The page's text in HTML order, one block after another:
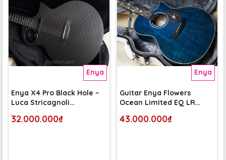
Enya
Enya X4 Pro Black Hole –
Luca Stricagnoli
32.000.000₫
Enya
Guitar Enya Flowers
Ocean Limited EQ LR
43.000.000₫